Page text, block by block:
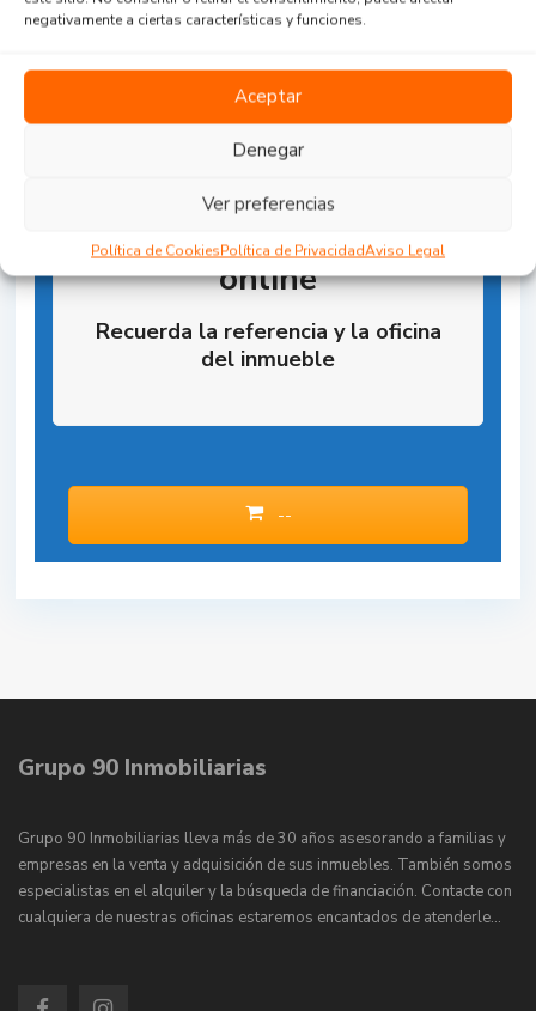
negativamente a ciertas características y funciones.
Aceptar
Denegar
Ver preferencias
Política de CookiesPolítica de PrivacidadAviso Legal
Reserva la Propiedad
online
Recuerda la referencia y la oficina
del inmueble
--
Grupo 90 Inmobiliarias
Grupo 90 Inmobiliarias lleva más de 30 años asesorando a familias y
empresas en la venta y adquisición de sus inmuebles. También somos
especialistas en el alquiler y la búsqueda de financiación. Contacte con
cualquiera de nuestras oficinas estaremos encantados de atenderle…